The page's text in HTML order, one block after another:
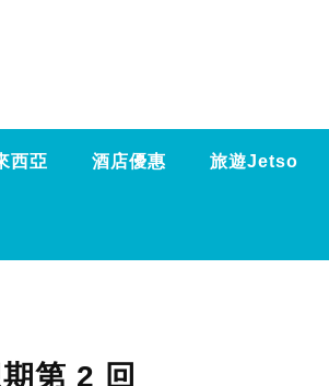
西亞 酒店優惠 旅遊Jetso
第 2 回